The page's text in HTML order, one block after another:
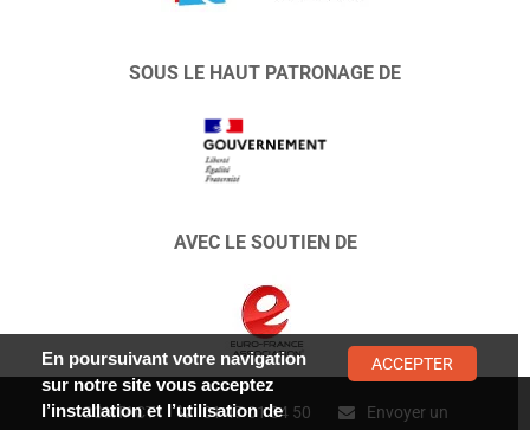
SOUS LE HAUT PATRONAGE DE
AVEC LE SOUTIEN DE
CONTACT : 01 47 01 34 50
Envoyer un
En poursuivant votre navigation
sur notre site vous acceptez
l’installation et l’utilisation de
ACCEPTER